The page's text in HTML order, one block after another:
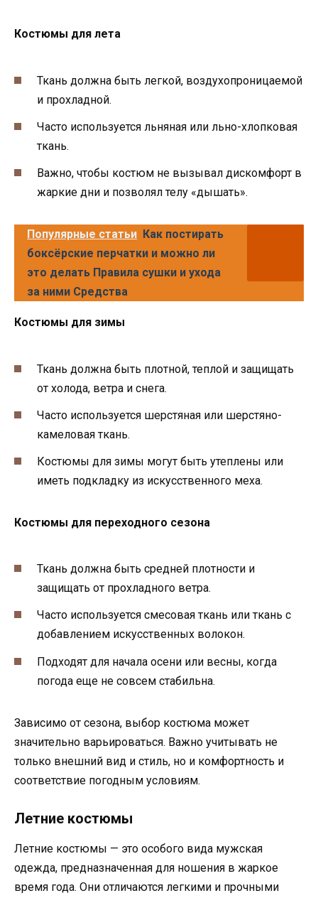
Костюмы для лета
Ткань должна быть легкой, воздухопроницаемой
и прохладной.
Часто используется льняная или льно-хлопковая
ткань.
Важно, чтобы костюм не вызывал дискомфорт в
жаркие дни и позволял телу «дышать».
Популярные статьи Как постирать
боксёрские перчатки и можно ли
это делать Правила сушки и ухода
за ними Средства
Костюмы для зимы
Ткань должна быть плотной, теплой и защищать
от холода, ветра и снега.
Часто используется шерстяная или шерстяно-
камеловая ткань.
Костюмы для зимы могут быть утеплены или
иметь подкладку из искусственного меха.
Костюмы для переходного сезона
Ткань должна быть средней плотности и
защищать от прохладного ветра.
Часто используется смесовая ткань или ткань с
добавлением искусственных волокон.
Подходят для начала осени или весны, когда
погода еще не совсем стабильна.
Зависимо от сезона, выбор костюма может
значительно варьироваться. Важно учитывать не
только внешний вид и стиль, но и комфортность и
соответствие погодным условиям.
Летние костюмы
Летние костюмы — это особого вида мужская
одежда, предназначенная для ношения в жаркое
время года. Они отличаются легкими и прочными